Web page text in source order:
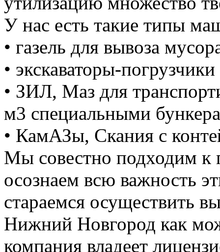
У нас есть такие типы
• газель для вывоза
• экскаваторы-
• ЗИЛ, Маз для
м3 специальными
• КамАЗы, Скания с
Мы совестно подходим к
осознаем всю важность
стараемся осуществить
Нижний Новгород как
компания владеет